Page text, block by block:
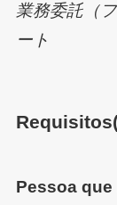
業務委託（
ート
Requisitos
Pessoa